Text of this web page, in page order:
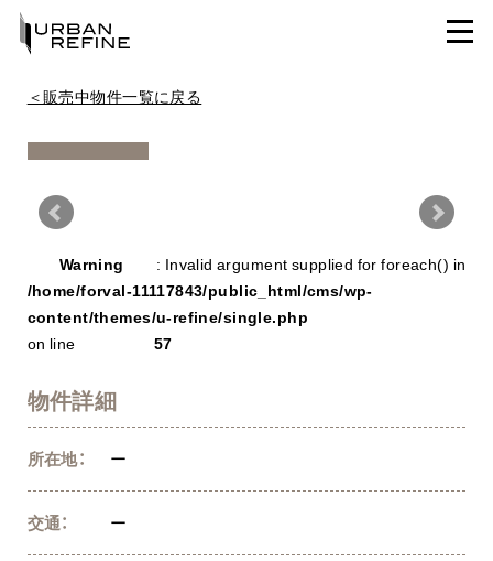
＜販売中物件一覧に戻る
Warning
: Invalid argument supplied for foreach() in
/home/forval-11117843/public_html/cms/wp-
content/themes/u-refine/single.php
on line
57
物件詳細
所在地： ー
交通： ー